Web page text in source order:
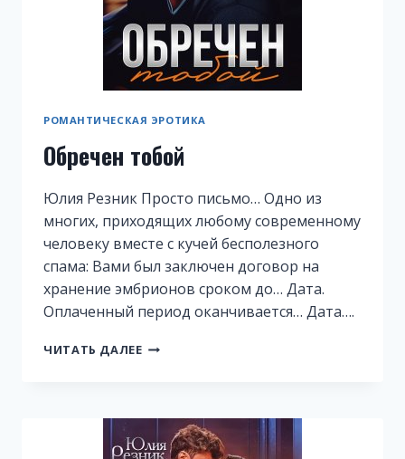
РОМАНТИЧЕСКАЯ ЭРОТИКА
Обречен тобой
Юлия Резник Просто письмо… Одно из
многих, приходящих любому современному
человеку вместе с кучей бесполезного
спама: Вами был заключен договор на
хранение эмбрионов сроком до… Дата.
Оплаченный период оканчивается… Дата….
ЧИТАТЬ ДАЛЕЕ ОБРЕЧЕН